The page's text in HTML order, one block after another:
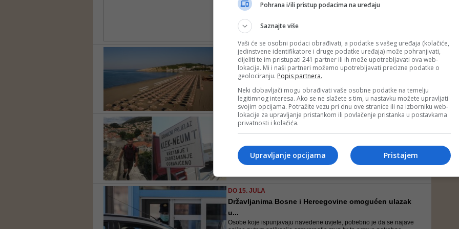
U ovom trenutku u Hrvatskoj je oko pola milijuna stranih gostiju.
Najviše iz Njemačke, Austrije, Slovenije, Češke, Mađarske, Slovačke
GRAĐANI BIH NA 'ŽUTOJ LISTI', ALI MOGU PREKO GRANICE
'I da džaba nudimo smještaj, gostiju nema': Cijene...
Džaba jeftinije cijene ljetovanja – i da se besplatno ponudi smještaj,
gostiju nema jer je korona virus zatvorio granice, a pandemija
natjerala mnoge u regionu i Evropi da odustanu od odmora - žale se
mještani ovog popularnog ljetovališta na Jadranu
ŠTA NAKON MORBIDNE POLICIJSKE TORTURE
Na granici prije Neuma: Sjećate li se novinara koj...
imali zaštitnu opremu, rukavice i zaštitne maske, iako je korona virus,
što se i danas najbolje pokazuje, bio još prisutan, a mjere
Nacionalnog stožera za civilnu zaštitu još su bile na ...
DO 15. JULA
Državljanima Bosne i Hercegovine omogućen ulazak
u...
Osobe koje ispunjavaju navedene uvjete, potrebno je da se najave
Pohrana i/ili pristup podacima na uređaju
Saznajte više
Vaši će se osobni podaci obrađivati, a podatke s vašeg uređaja (kolačiće,
jedinstvene identifikatore i druge podatke uređaja) može pohranjivati,
dijeliti te im pristupati 241 partner ili ih može upotrebljavati ova web-
lokacija. Mi i naši partneri možemo upotrebljavati precizne podatke o
geolociranju. Popis partnera.
Neki dobavljači mogu obrađivati vaše osobne podatke na temelju
legitimnog interesa. Ako se ne slažete s tim, u nastavku možete upravljati
svojim opcijama. Potražite vezu pri dnu ove stranice ili na izborniku web-
lokacije za upravljanje pristankom ili povlačenje pristanka u postavkama
privatnosti i kolačića.
Pristajem
Upravljanje opcijama